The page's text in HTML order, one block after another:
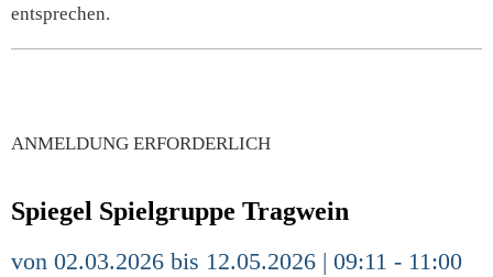
entsprechen.
ANMELDUNG ERFORDERLICH
Spiegel Spielgruppe Tragwein
von 02.03.2026 bis 12.05.2026 | 09:11 - 11:00